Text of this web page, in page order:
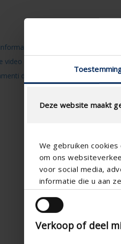
Deze website maakt
We gebruiken
om ons
voor social media,
informatie die u aan
Verkoop of deel
& warranty
video
dei prodotti & Comunicazione